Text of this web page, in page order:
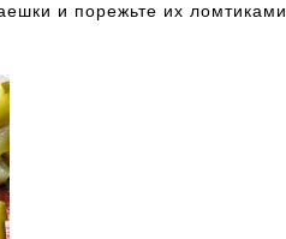
и порежьте их ломтиками.